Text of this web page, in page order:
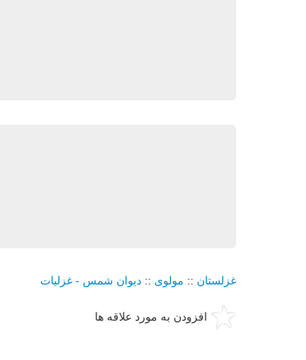
غزلستان :: مولوی :: دیوان شمس - غزلیات
افزودن به مورد علاقه ها